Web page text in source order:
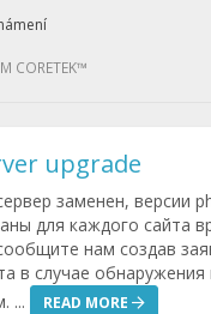
CORETEK™
upgrade
заменен, версии
для каждого сайта
нам создав
в случае
...
READ MORE